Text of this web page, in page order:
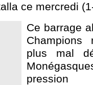
ce mercredi
Ce barrage
plus mal
pression